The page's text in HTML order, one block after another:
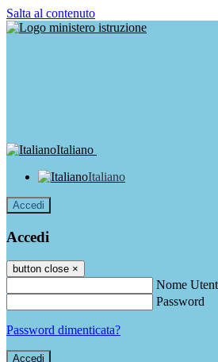
Salta al contenuto
Italiano
Italiano
Accedi
Accedi
button close ×
Nome
Password
Password dimenticata?